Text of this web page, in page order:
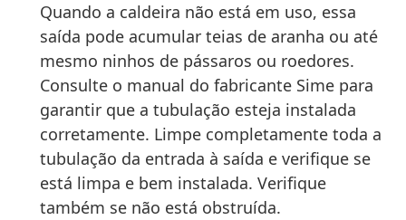
Quando a caldeira não está em uso, essa
saída pode acumular teias de aranha ou até
mesmo ninhos de pássaros ou roedores.
Consulte o manual do fabricante Sime para
garantir que a tubulação esteja instalada
corretamente. Limpe completamente toda a
tubulação da entrada à saída e verifique se
está limpa e bem instalada. Verifique
também se não está obstruída.